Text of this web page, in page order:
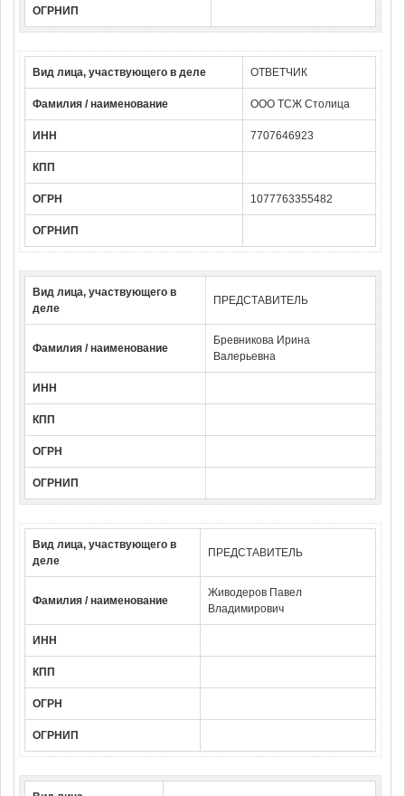
ОГРНИП
Вид лица, участвующего в деле ОТВЕТЧИК
Фамилия / наименование ООО ТСЖ Столица
ИНН 7707646923
КПП
ОГРН 1077763355482
ОГРНИП
Вид лица, участвующего в
деле
ПРЕДСТАВИТЕЛЬ
Фамилия / наименование
Бревникова Ирина
Валерьевна
ИНН
КПП
ОГРН
ОГРНИП
Вид лица, участвующего в
деле
ПРЕДСТАВИТЕЛЬ
Фамилия / наименование
Живодеров Павел
Владимирович
ИНН
КПП
ОГРН
ОГРНИП